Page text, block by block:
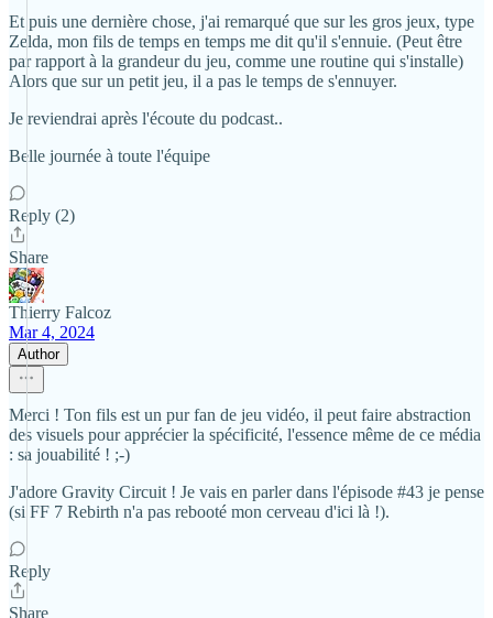
Et puis une dernière chose, j'ai remarqué que sur les gros jeux, type
Zelda, mon fils de temps en temps me dit qu'il s'ennuie. (Peut être
par rapport à la grandeur du jeu, comme une routine qui s'installe)
Alors que sur un petit jeu, il a pas le temps de s'ennuyer.
Je reviendrai après l'écoute du podcast..
Belle journée à toute l'équipe
Reply (2)
Share
Thierry Falcoz
Mar 4, 2024
Author
Merci ! Ton fils est un pur fan de jeu vidéo, il peut faire abstraction
des visuels pour apprécier la spécificité, l'essence même de ce média
: sa jouabilité ! ;-)
J'adore Gravity Circuit ! Je vais en parler dans l'épisode #43 je pense
(si FF 7 Rebirth n'a pas rebooté mon cerveau d'ici là !).
Reply
Share